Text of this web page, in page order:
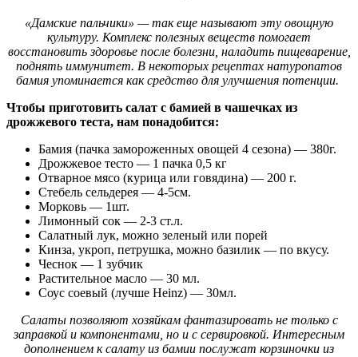
«Дамские пальчики» — так еще называют эту овощную
культуру. Комплекс полезных веществ помогает
восстановить здоровье после болезни, наладить пищеварение,
поднять иммунитет. В некоторых рецептах натуропатов
бамия упоминается как средство для улучшения потенции.
Чтобы приготовить салат с бамией в чашечках из
дрожжевого теста, нам понадобится:
Бамия (пачка замороженных овощей 4 сезона) — 380г.
Дрожжевое тесто — 1 пачка 0,5 кг
Отварное мясо (курица или говядина) — 200 г.
Стебель сельдерея — 4-5см.
Морковь — 1шт.
Лимонный сок — 2-3 ст.л.
Салатный лук, можно зеленый или порей
Кинза, укроп, петрушка, можно базилик — по вкусу.
Чеснок — 1 зубчик
Растительное масло — 30 мл.
Соус соевый (лучше Heinz) — 30мл.
Салаты позволяют хозяйкам фантазировать не только с
заправкой и компонентами, но и с сервировкой. Интересным
дополнением к салату из бамии послужат корзиночки из